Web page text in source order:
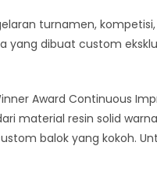
turnamen,
yang dibuat custom
Award Continuous
material resin solid
balok yang kokoh.